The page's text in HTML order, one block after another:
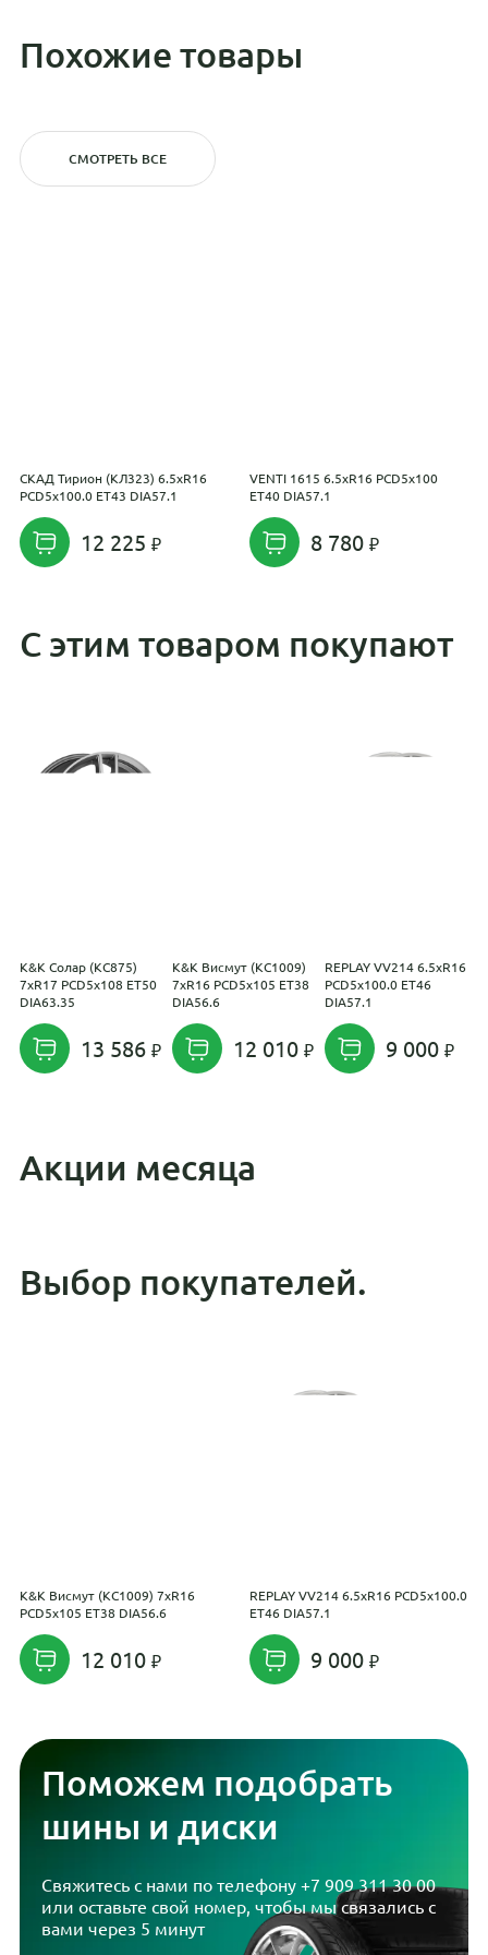
Похожие товары
СМОТРЕТЬ ВСЕ
СКАД Тирион (КЛ323) 6.5xR16
PCD5x100.0 ET43 DIA57.1
12 225
VENTI 1615 6.5xR16 PCD5x100
ET40 DIA57.1
8 780
С этим товаром покупают
K&K Солар (КС875)
7xR17 PCD5x108 ET50
DIA63.35
13 586
K&K Висмут (КС1009)
7xR16 PCD5x105 ET38
DIA56.6
12 010
REPLAY VV214 6.5xR16
PCD5x100.0 ET46
DIA57.1
9 000
Акции месяца
Выбор покупателей.
K&K Висмут (КС1009) 7xR16
PCD5x105 ET38 DIA56.6
12 010
REPLAY VV214 6.5xR16 PCD5x100.0
ET46 DIA57.1
9 000
Поможем подобрать
шины и диски
Свяжитесь с нами по телефону +7 909 311 30 00
или оставьте свой номер, чтобы мы связались с
вами через 5 минут